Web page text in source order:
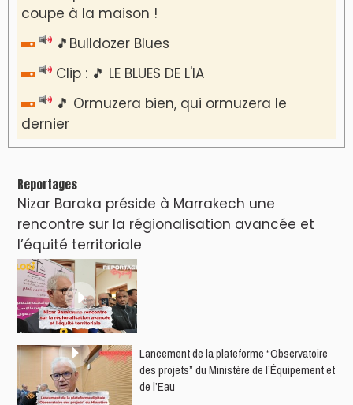
coupe à la maison !
🎵Bulldozer Blues
Clip : 🎵 LE BLUES DE L'IA
🎵 Ormuzera bien, qui ormuzera le
dernier
Reportages
Nizar Baraka préside à Marrakech une
rencontre sur la régionalisation avancée et
l’équité territoriale
​Lancement de la plateforme “Observatoire
des projets” du Ministère de l’Équipement et
de l’Eau